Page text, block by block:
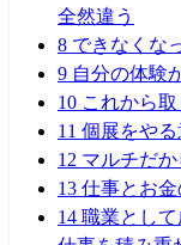
全然違う
8 できなくな
9 自分の体験
10 これから
11 個展をや
12 マルチだ
13 仕事とお
14 職業とし